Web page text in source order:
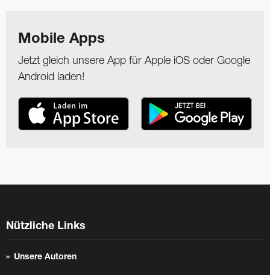
Mobile Apps
Jetzt gleich unsere App für Apple iOS oder Google
Android laden!
Nützliche Links
Unsere Autoren